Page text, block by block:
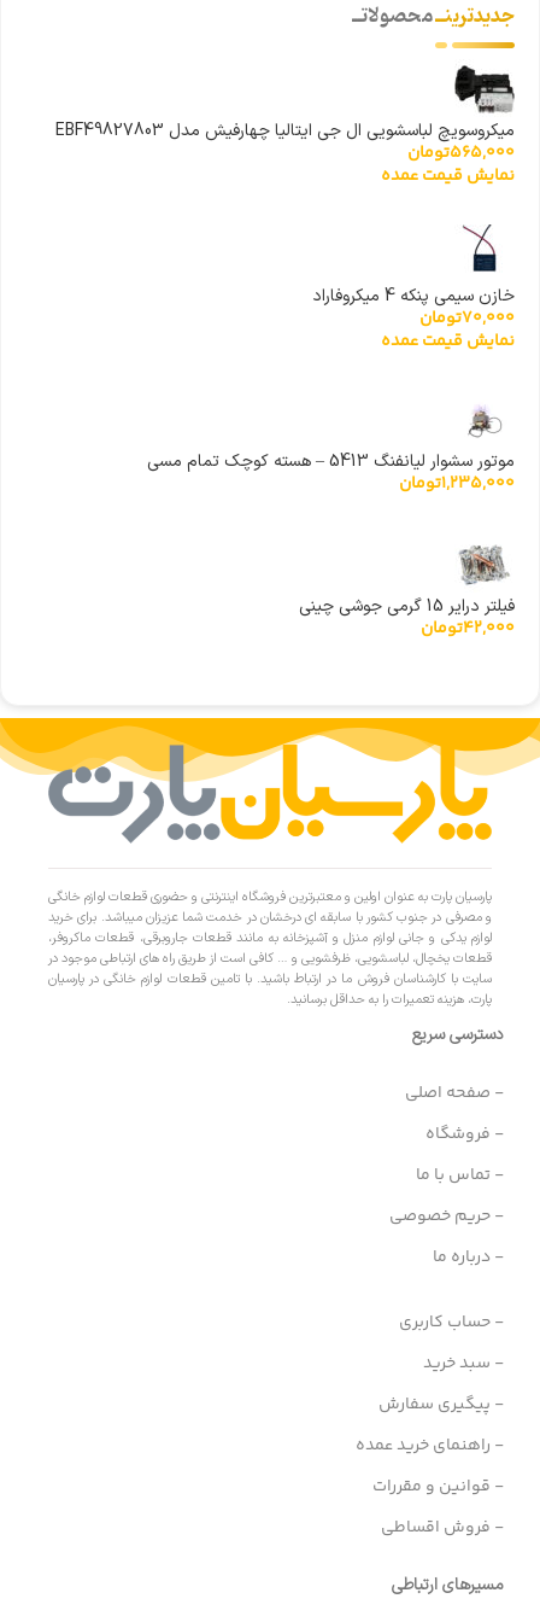
جدیدترینــمحصولاتــ
میکروسویچ لباسشویی ال جی ایتالیا چهارفیش مدل EBF49827803
565,000تومان
نمایش قیمت عمده
خازن سیمی پنکه 4 میکروفاراد
70,000تومان
نمایش قیمت عمده
موتور سشوار لیانفنگ 5413 – هسته کوچک تمام مسی
1,235,000تومان
فیلتر درایر 15 گرمی جوشی چینی
42,000تومان
پارسیان پارت به عنوان اولین و معتبرترین فروشگاه اینترنتی و حضوری قطعات لوازم خانگی
و مصرفی در جنوب کشور با سابقه ای درخشان در خدمت شما عزیزان میباشد. برای خرید
لوازم یدکی و جانی لوازم منزل و آشپزخانه به مانند قطعات جاروبرقی، قطعات ماکروفر،
قطعات یخچال، لباسشویی، ظرفشویی و … کافی است از طریق راه های ارتباطی موجود در
سایت با کارشناسان فروش ما در ارتباط باشید. با تامین قطعات لوازم خانگی در پارسیان
پارت، هزینه تعمیرات را به حداقل برسانید.
دسترسی سریع
- صفحه اصلی
- فروشگاه
- تماس با ما
- حریم خصوصی
- درباره ما
- حساب کاربری
- سبد خرید
- پیگیری سفارش
- راهنمای خرید عمده
- قوانین و مقررات
- فروش اقساطی
مسیرهای ارتباطی